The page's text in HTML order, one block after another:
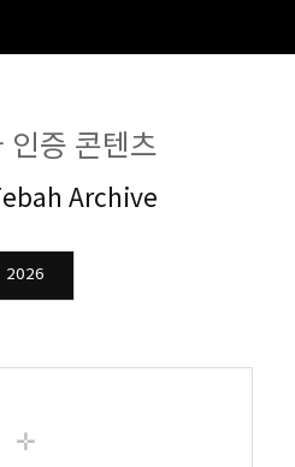
인증 콘텐츠
Archive
2026
✛